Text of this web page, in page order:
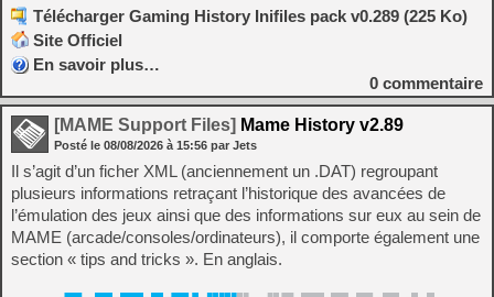
Télécharger Gaming History Inifiles pack v0.289 (225 Ko)
Site Officiel
En savoir plus…
0 commentaire
[MAME Support Files] Mame History v2.89
Posté le 08/08/2026 à 15:56 par Jets
Il s’agit d’un ficher XML (anciennement un .DAT) regroupant
plusieurs informations retraçant l’historique des avancées de
l’émulation des jeux ainsi que des informations sur eux au sein de
MAME (arcade/consoles/ordinateurs), il comporte également une
section « tips and tricks ». En anglais.